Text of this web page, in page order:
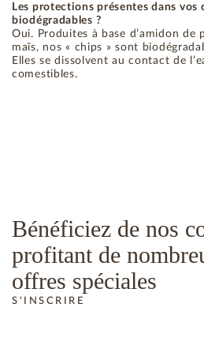
Les protections présentes dans vos
biodégradables ?
Oui. Produites à base d’amidon de
maïs, nos « chips » sont
Elles se dissolvent au contact de
comestibles.
Bénéficiez de nos
profitant de
offres spéciales
S'INSCRIRE